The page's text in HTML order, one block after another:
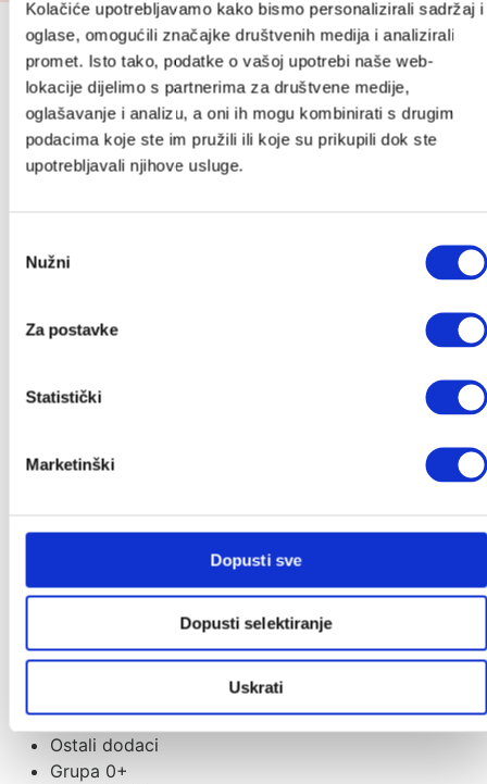
Kolačiće upotrebljavamo kako bismo personalizirali sadržaj i
oglase, omogućili značajke društvenih medija i analizirali
promet. Isto tako, podatke o vašoj upotrebi naše web-
lokacije dijelimo s partnerima za društvene medije,
oglašavanje i analizu, a oni ih mogu kombinirati s drugim
podacima koje ste im pružili ili koje su prikupili dok ste
upotrebljavali njihove usluge.
pristanka
Nužni
Za postavke
Statistički
Marketinški
Dopusti sve
Dopusti selektiranje
Uskrati
Prijavite se na Cutie newsletter i
ostvarite do 10 % popusta (:
Povremeno ćemo Vam slati slatke novosti, zanimljive
tekstove i akcije, a kod za popust stiže u Vaš
Email*
Kategorije
Akcije
Poklon iznenađenje
Autosjedalice
Baze za autosjedalice
Ostali dodaci
Grupa 0+